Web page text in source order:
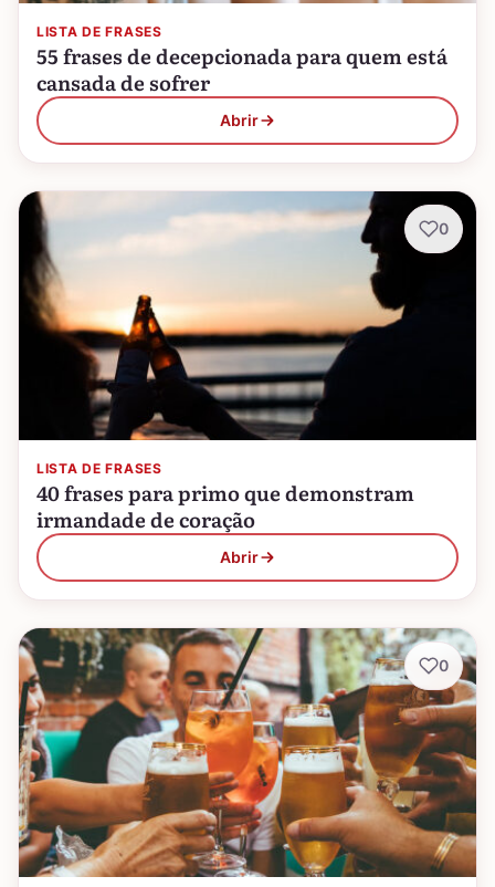
LISTA DE FRASES
55 frases de decepcionada para quem está
cansada de sofrer
Abrir
LISTA DE FRASES
40 frases para primo que demonstram
irmandade de coração
Abrir
0
0